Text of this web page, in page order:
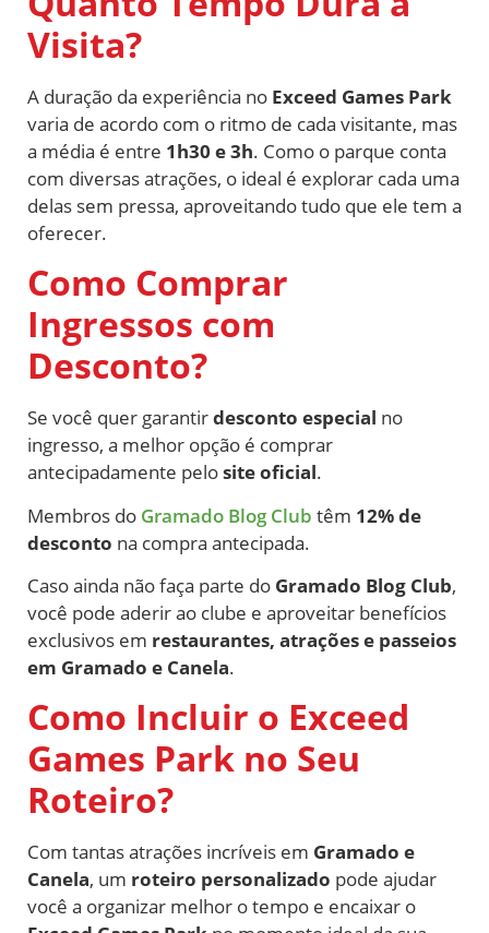
Visita?
A duração da experiência no Exceed Games Park
varia de acordo com o ritmo de cada visitante, mas
a média é entre 1h30 e 3h. Como o parque conta
com diversas atrações, o ideal é explorar cada uma
delas sem pressa, aproveitando tudo que ele tem a
oferecer.
Como Comprar
Ingressos com
Desconto?
Se você quer garantirdesconto especial no
ingresso, a melhor opção é comprar
antecipadamente pelosite oficial.
Membros do Gramado Blog Club têm 12% de
desconto na compra antecipada.
Caso ainda não faça parte do Gramado Blog Club,
você pode aderir ao clube e aproveitar benefícios
exclusivos em restaurantes, atrações e passeios
em Gramado e Canela.
Como Incluir o Exceed
Games Park no Seu
Roteiro?
Com tantas atrações incríveis em Gramado e
Canela, um roteiro personalizado pode ajudar
você a organizar melhor o tempo e encaixar o